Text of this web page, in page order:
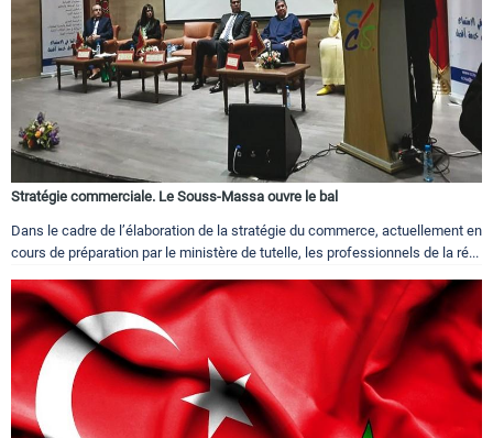
Stratégie commerciale. Le Souss-Massa ouvre le bal
Dans le cadre de l’élaboration de la stratégie du commerce, actuellement en
cours de préparation par le ministère de tutelle, les professionnels de la ré...